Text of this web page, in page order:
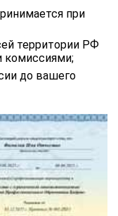
при
территории РФ
комиссиями;
до вашего